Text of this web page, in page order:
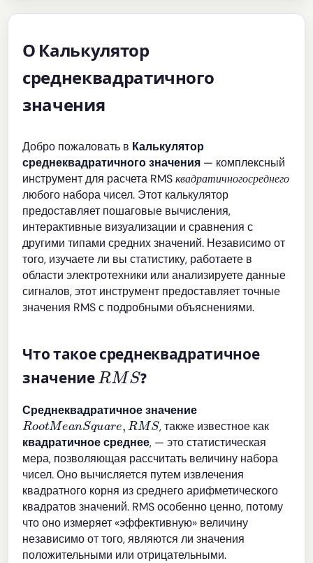
О Калькулятор
среднеквадратичного
значения
Добро пожаловать в Калькулятор
среднеквадратичного значения — комплексный
инструмент для расчета RMSквадрати чногосреднего
квад атичногосред
любого набора чисел. Этот калькулятор
предоставляет пошаговые вычисления,
интерактивные визуализации и сравнения с
другими типами средних значений. Независимо от
того, изучаете ли вы статистику, работаете в
области электротехники или анализируете данные
сигналов, этот инструмент предоставляет точные
значения RMS с подробными объяснениями.
Что такое среднеквадратичное
значение
RMS
?
Среднеквадратичное значение
RootMeanSqua re,RMS, также известное как
квадратичное среднее, — это статистическая
мера, позволяющая рассчитать величину набора
чисел. Оно вычисляется путем извлечения
квадратного корня из среднего арифметического
квадратов значений. RMS особенно ценно, потому
что оно измеряет «эффективную» величину
независимо от того, являются ли значения
положительными или отрицательными.